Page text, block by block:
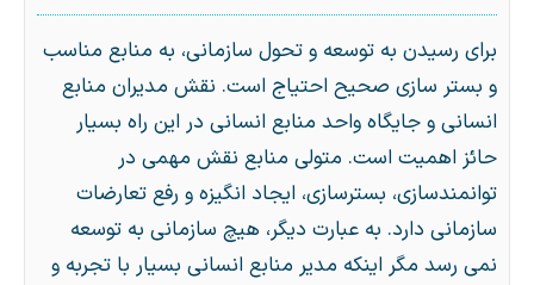
برای رسیدن به توسعه و تحول سازمانی، به منابع مناسب
و بستر سازی صحیح احتیاج است. نقش مدیران منابع
انسانی و جایگاه واحد منابع انسانی در این راه بسیار
حائز اهمیت است. متولی منابع نقش مهمی در
توانمندسازی، بسترسازی، ایجاد انگیزه و رفع تعارضات
سازمانی دارد. به عبارت دیگر، هیچ سازمانی به توسعه
نمی رسد مگر اینکه مدیر منابع انسانی بسیار با تجربه و